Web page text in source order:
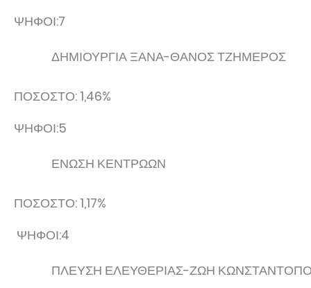
ΨΗΦΟΙ:7
ΔΗΜΙΟΥΡΓΙΑ ΞΑΝΑ-ΘΑΝΟΣ ΤΖΗΜΕΡΟΣ
ΠΟΣΟΣΤΟ: 1,46%
ΨΗΦΟΙ:5
ΕΝΩΣΗ ΚΕΝΤΡΩΩΝ
ΠΟΣΟΣΤΟ: 1,17%
ΨΗΦΟΙ:4
ΠΛΕΥΣΗ ΕΛΕΥΘΕΡΙΑΣ-ΖΩΗ